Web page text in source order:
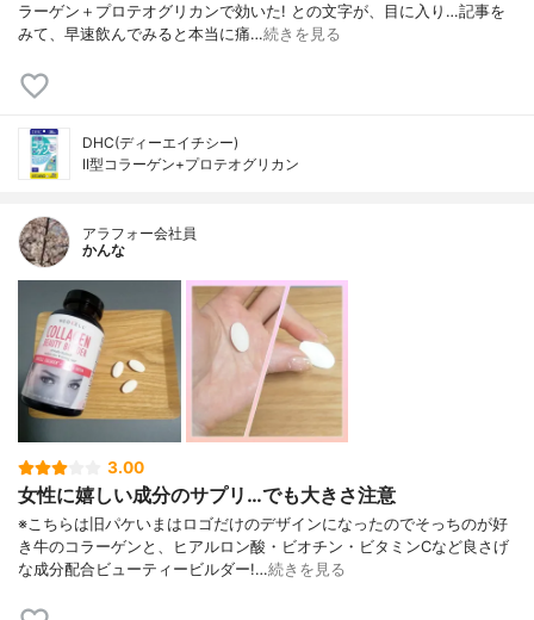
ラーゲン＋プロテオグリカンで効いた! との文字が、目に入り…記事を
みて、早速飲んでみると本当に痛…続きを見る
DHC(ディーエイチシー)
II型コラーゲン+プロテオグリカン
アラフォー会社員
かんな
3.00
女性に嬉しい成分のサプリ…でも大きさ注意
※こちらは旧パケいまはロゴだけのデザインになったのでそっちのが好
き牛のコラーゲンと、ヒアルロン酸・ビオチン・ビタミンCなど良さげ
な成分配合ビューティービルダー!…続きを見る